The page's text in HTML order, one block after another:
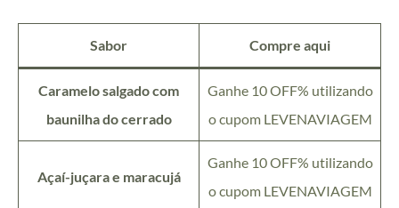
Sabor Compre aqui
Caramelo salgado com
baunilha do cerrado
Ganhe 10 OFF% utilizando
o cupom LEVENAVIAGEM
Açaí-juçara e maracujá
Ganhe 10 OFF% utilizando
o cupom LEVENAVIAGEM